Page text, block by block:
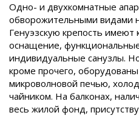
Одно- и двухкомнатные
обворожительными видами
Генуэзскую крепость имеют
оснащение,
индивидуальные санузлы.
кроме прочего,
микроволновой печью,
чайником. На балконах,
весь жилой фонд,